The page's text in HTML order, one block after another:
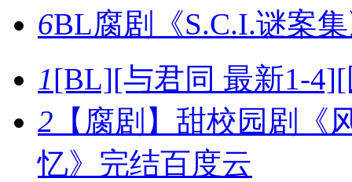
6BL腐剧《S.C.I.谜案
1[BL][与君同 最新1-
2 【腐剧】甜校园剧《
忆》完结百度云